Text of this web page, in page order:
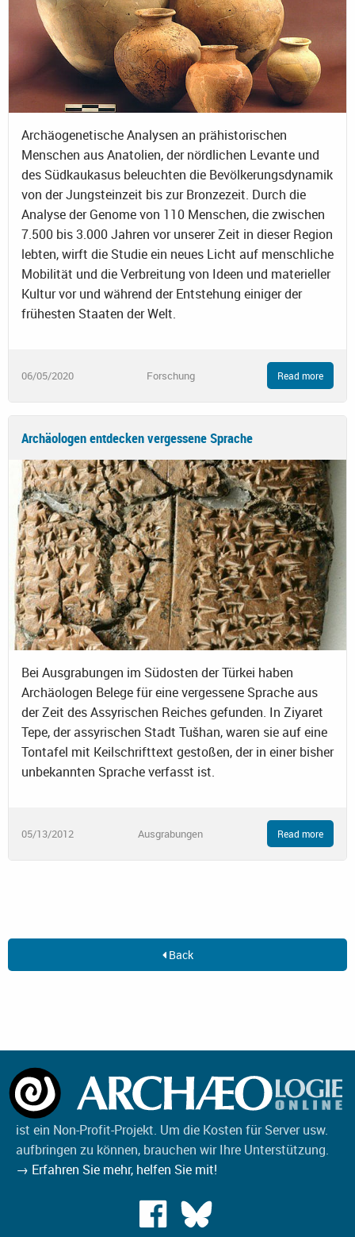
Archäogenetische Analysen an prähistorischen
Menschen aus Anatolien, der nördlichen Levante und
des Südkaukasus beleuchten die Bevölkerungsdynamik
von der Jungsteinzeit bis zur Bronzezeit. Durch die
Analyse der Genome von 110 Menschen, die zwischen
7.500 bis 3.000 Jahren vor unserer Zeit in dieser Region
lebten, wirft die Studie ein neues Licht auf menschliche
Mobilität und die Verbreitung von Ideen und materieller
Kultur vor und während der Entstehung einiger der
frühesten Staaten der Welt.
06/05/2020 Forschung Read more
Archäologen entdecken vergessene Sprache
Bei Ausgrabungen im Südosten der Türkei haben
Archäologen Belege für eine vergessene Sprache aus
der Zeit des Assyrischen Reiches gefunden. In Ziyaret
Tepe, der assyrischen Stadt Tušhan, waren sie auf eine
Tontafel mit Keilschrifttext gestoßen, der in einer bisher
unbekannten Sprache verfasst ist.
05/13/2012 Ausgrabungen Read more
Back
ist ein Non-Profit-Projekt. Um die Kosten für Server usw.
aufbringen zu können, brauchen wir Ihre Unterstützung.
→ Erfahren Sie mehr, helfen Sie mit!